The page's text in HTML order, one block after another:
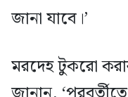
জানা যাবে।’
মরদেহ টুকরো